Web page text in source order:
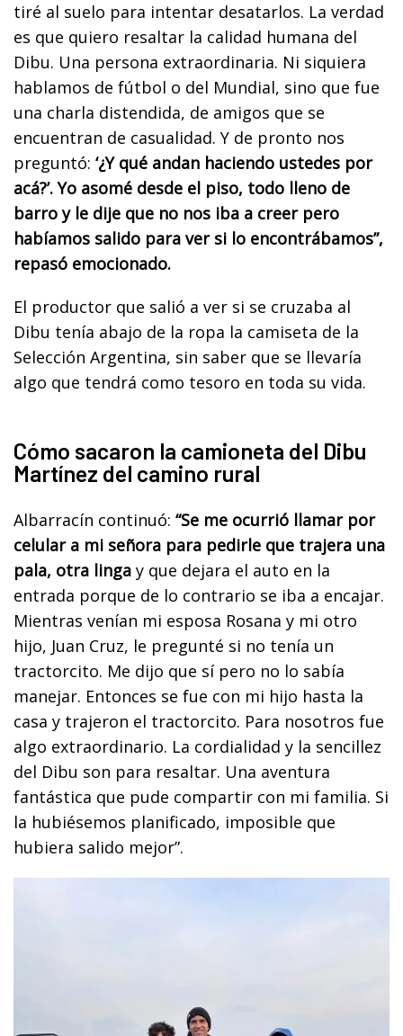
tiré al suelo para intentar desatarlos. La verdad
es que quiero resaltar la calidad humana del
Dibu. Una persona extraordinaria. Ni siquiera
hablamos de fútbol o del Mundial, sino que fue
una charla distendida, de amigos que se
encuentran de casualidad. Y de pronto nos
preguntó: ‘¿Y qué andan haciendo ustedes por
acá?’. Yo asomé desde el piso, todo lleno de
barro y le dije que no nos iba a creer pero
habíamos salido para ver si lo encontrábamos”,
repasó emocionado.
El productor que salió a ver si se cruzaba al
Dibu tenía abajo de la ropa la camiseta de la
Selección Argentina, sin saber que se llevaría
algo que tendrá como tesoro en toda su vida.
Cómo sacaron la camioneta del Dibu
Martínez del camino rural
Albarracín continuó: “Se me ocurrió llamar por
celular a mi señora para pedirle que trajera una
pala, otra linga y que dejara el auto en la
entrada porque de lo contrario se iba a encajar.
Mientras venían mi esposa Rosana y mi otro
hijo, Juan Cruz, le pregunté si no tenía un
tractorcito. Me dijo que sí pero no lo sabía
manejar. Entonces se fue con mi hijo hasta la
casa y trajeron el tractorcito. Para nosotros fue
algo extraordinario. La cordialidad y la sencillez
del Dibu son para resaltar. Una aventura
fantástica que pude compartir con mi familia. Si
la hubiésemos planificado, imposible que
hubiera salido mejor”.